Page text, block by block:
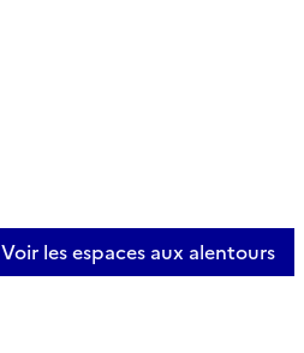
Voir les espaces aux alentours